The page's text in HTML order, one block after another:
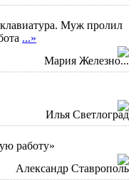
Муж пролил
...»
Мария Железно...
Илья Светлоград
работу»
Александр Ставрополь